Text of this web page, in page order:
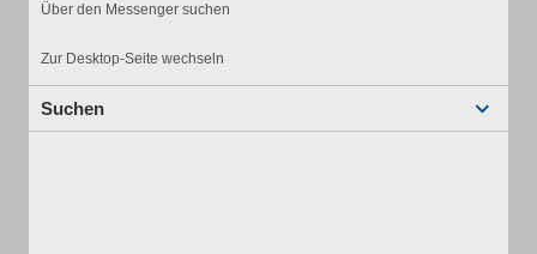
Über den Messenger suchen
Zur Desktop-Seite wechseln
Suchen